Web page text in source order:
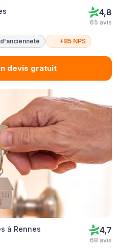
4,8
65 avis
+85 NPS
devis gratuit
à Rennes 4,7
68 avis